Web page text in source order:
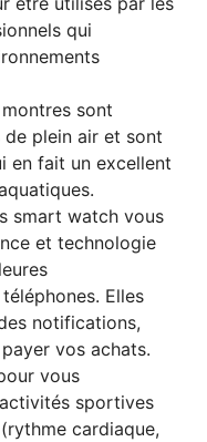
qui
sont
plein air et sont
en fait un excellent
smart watch vous
et technologie
Elles
notifications,
vos achats.
vous
sportives
cardiaque,